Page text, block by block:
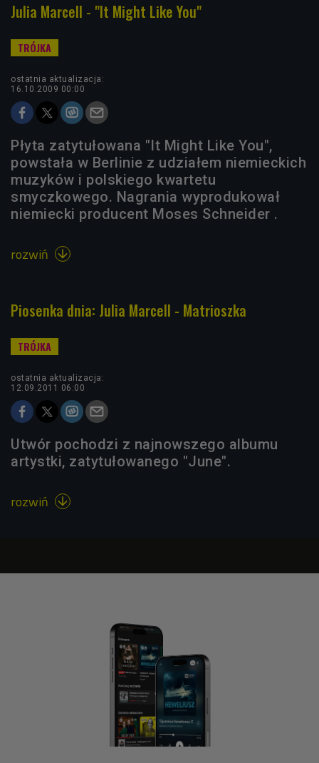
Julia Marcell - "It Might Like You"
ostatnia aktualizacja:
16.10.2009 00:00
Płyta zatytułowana "It Might Like You",
powstała w Berlinie z udziałem niemieckich
muzyków i polskiego kwartetu
smyczkowego. Nagrania wyprodukował
niemiecki producent Moses Schneider .
rozwiń 
Piosenka dnia: Julia Marcell - Matrioszka
ostatnia aktualizacja:
12.09.2011 06:00
Utwór pochodzi z najnowszego albumu
artystki, zatytułowanego "June".
rozwiń 